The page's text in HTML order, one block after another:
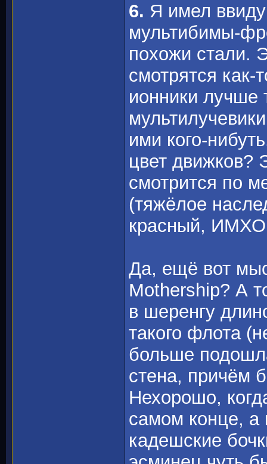
6. Я имел
мультибимы-
похожи стали.
смотрятся как-
ионники лучше
ими кого-
цвет движков?
смотрится по
(тяжёлое
красный,
Да, ещё вот
Mothership? А
в шеренгу
такого флота
больше
стена, причём
Нехорошо,
самом конце,
кадешские